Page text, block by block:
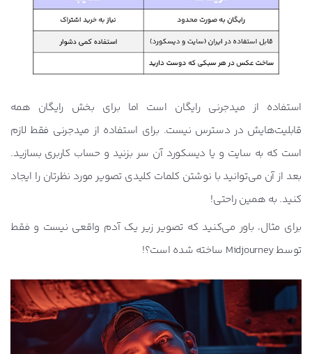
استفاده از میدجرنی رایگان است اما برای بخش رایگان همه
قابلیت‌هایش در دسترس نیست. برای استفاده از میدجرنی فقط لازم
است که به سایت و یا دیسکورد آن سر بزنید و حساب کاربری بسازید.
بعد از آن می‌توانید با نوشتن کلمات کلیدی تصویر مورد نظرتان را ایجاد
کنید. به همین راحتی!
برای مثال، باور می‌کنید که تصویر زیر یک آدم واقعی نیست و فقط
توسط Midjourney ساخته شده است؟!